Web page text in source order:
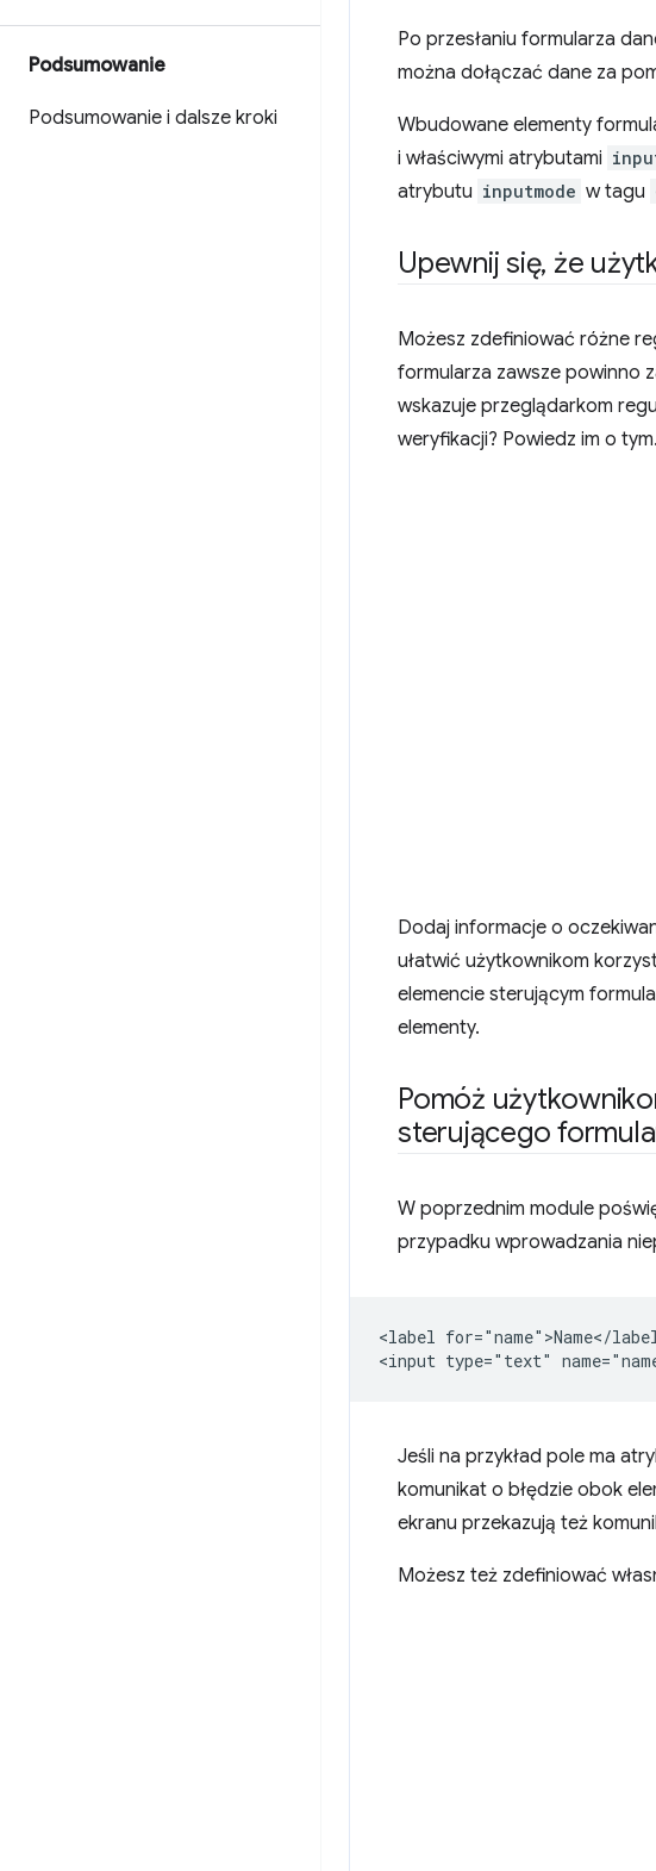
Podsumowanie
Podsumowanie i dalsze kroki
Po przesłaniu formularza
można dołączać dane za
Wbudowane elementy
i właściwymi atrybutami
atrybutu inputmode w tagu
Upewnij się, że
Możesz zdefiniować różne
formularza zawsze powinno
wskazuje przeglądarkom
weryfikacji? Powiedz im o tym.
Dodaj informacje o
ułatwić użytkownikom
elemencie sterującym
elementy.
Pomóż
sterującego
W poprzednim module
przypadku wprowadzania
<label for="name">Name</
Jeśli na przykład pole ma
komunikat o błędzie obok
ekranu przekazują też
Możesz też zdefiniować